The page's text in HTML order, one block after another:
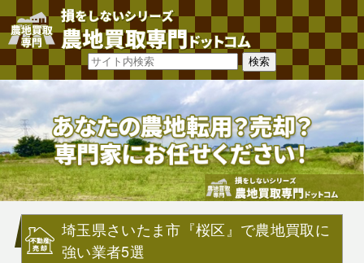
埼玉県さいたま市『桜区』で農地買取に
強い業者5選